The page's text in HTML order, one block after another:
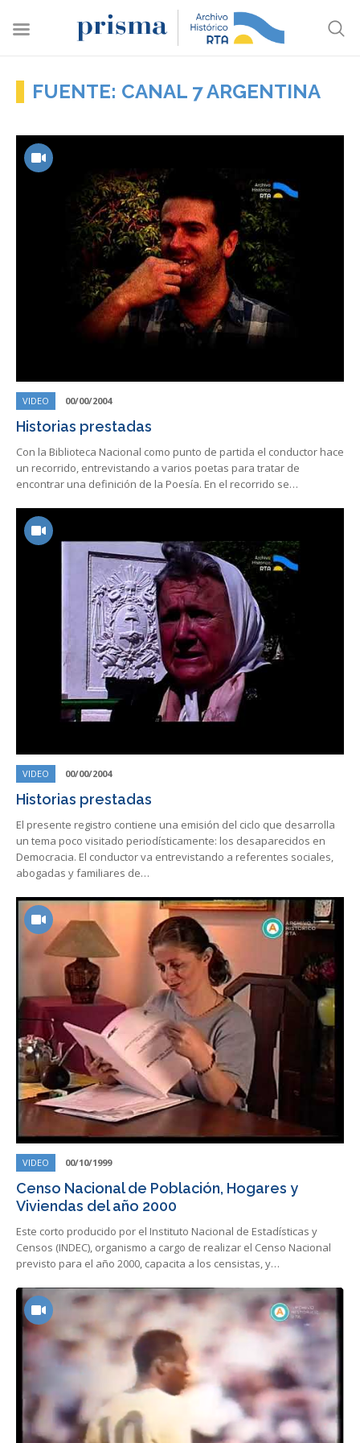
FUENTE: CANAL 7 ARGENTINA
VIDEO 00/00/2004
Historias prestadas
Con la Biblioteca Nacional como punto de partida el conductor hace
un recorrido, entrevistando a varios poetas para tratar de
encontrar una definición de la Poesía. En el recorrido se…
VIDEO 00/00/2004
Historias prestadas
El presente registro contiene una emisión del ciclo que desarrolla
un tema poco visitado periodísticamente: los desaparecidos en
Democracia. El conductor va entrevistando a referentes sociales,
abogadas y familiares de…
VIDEO 00/10/1999
Censo Nacional de Población, Hogares y
Viviendas del año 2000
Este corto producido por el Instituto Nacional de Estadísticas y
Censos (INDEC), organismo a cargo de realizar el Censo Nacional
previsto para el año 2000, capacita a los censistas, y…